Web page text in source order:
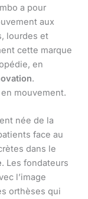
a pour
aux
lourdes et
cette marque
en
.
mouvement.
née de la
face au
dans le
. Les fondateurs
l’image
orthèses qui